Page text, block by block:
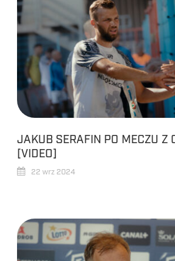
JAKUB SERAFIN PO MECZU Z
[VIDEO]
22 wrz 2024